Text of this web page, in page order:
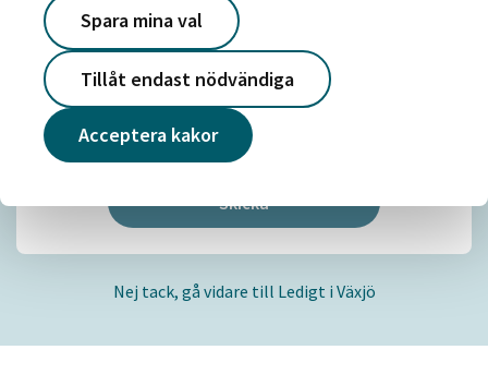
Acceptera kakor
Spara mina val
Tillåt endast nödvändiga
Jag är främst intresserad av:
1:a
2:a 3:a
4:a eller större
Jag godkänner att Victoriahem behandlar mina
personuppgifter i enlighet med
personuppgiftspolicyn
Nej tack, gå vidare till Ledigt i Växjö